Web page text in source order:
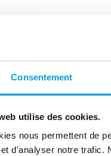
Consentement
utilise des cookies.
nous permettent de
d'analyser notre trafic.